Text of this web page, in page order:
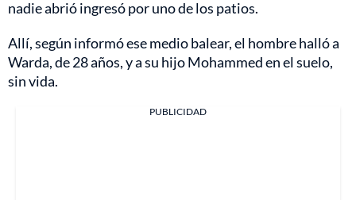
nadie abrió ingresó por uno de los patios.
Allí, según informó ese medio balear, el hombre halló a
Warda, de 28 años, y a su hijo Mohammed en el suelo,
sin vida.
PUBLICIDAD